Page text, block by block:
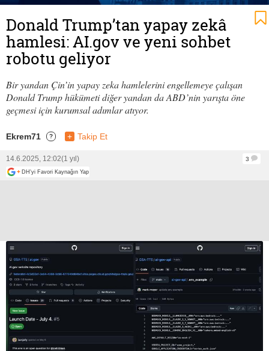
Donald Trump’tan yapay zekâ
hamlesi: AI.gov ve yeni sohbet
robotu geliyor
Bir yandan Çin’in yapay zeka hamlelerini engellemeye çalışan
Donald Trump hükümeti diğer yandan da ABD’nin yarışta öne
geçmesi için kurumsal adımlar atıyor.
Ekrem71 ? + Takip Et
14.6.2025, 12:02(1 yıl)
3
+ DH'yi Favori Kaynağın Yap